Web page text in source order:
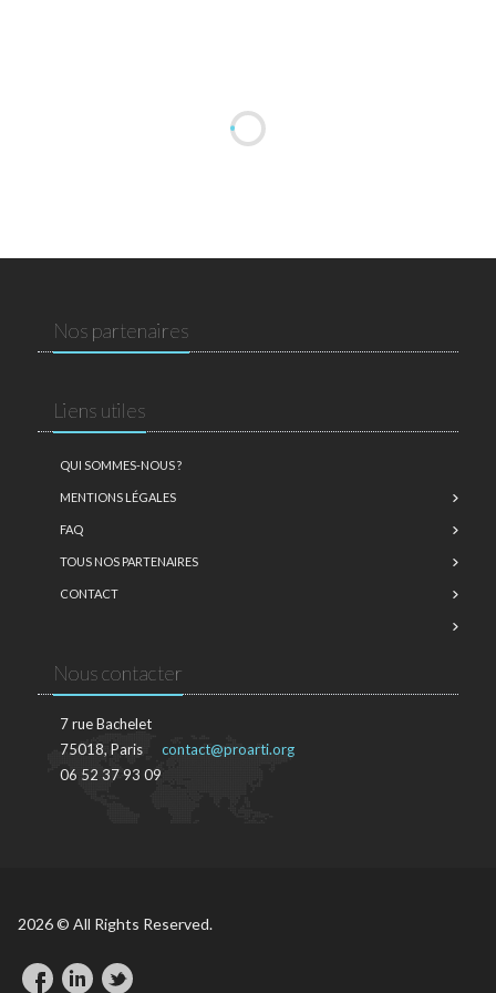
Nos partenaires
Liens utiles
QUI SOMMES-NOUS ?
MENTIONS LÉGALES
FAQ
TOUS NOS PARTENAIRES
CONTACT
Nous contacter
7 rue Bachelet
75018, Paris
06 52 37 93 09
contact@proarti.org
2026 © All Rights Reserved.